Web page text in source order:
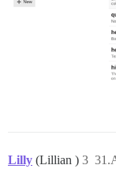
Lilly (Lillian ) 3